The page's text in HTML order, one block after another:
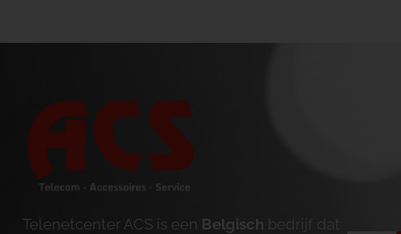
Telenetcenter ACS is een Belgisch bedrijf dat